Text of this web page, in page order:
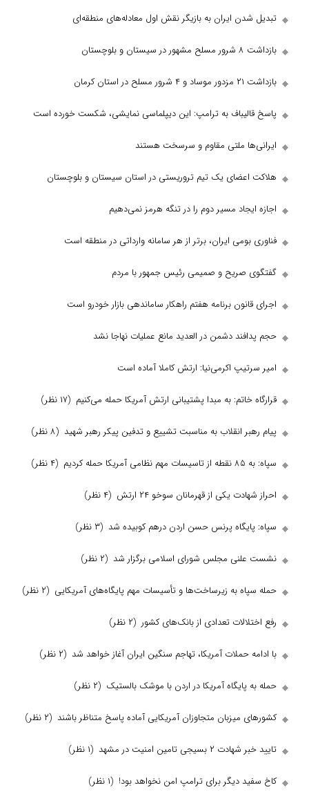
ایران به بازیگر نقش اول معادله‌های منطقه‌ای
به ترامپ: این دیپلماسی نمایشی، شکست خورده است
ملتی مقاوم و سرسخت هستند
یک تیم تروریستی در استان سیستان و بلوچستان
مسیر دوم را در تنگه هرمز نمی‌دهیم
ایران، برتر از هر سامانه وارداتی در منطقه است
صریح و صمیمی رئیس جمهور با مردم
برنامه هفتم راهکار ساماندهی بازار خودرو است
دشمن در العدید مانع عملیات نهاجا نشد
اکرمی‌نیا: ارتش کاملا آماده است
به مبدا پشتیبانی ارتش آمریکا حمله می‌کنیم(۱۷ نظر)
انقلاب به مناسبت تشییع و تدفین پیکر رهبر شهید(۸ نظر)
(۴ نظر)
یکی از قهرمانان سوخو ۲۴ ارتش (۴ نظر)
پرنس حسن اردن درهم کوبیده شد (۳ نظر)
مجلس شورای اسلامی برگزار شد(۲ نظر)
به زیرساخت‌ها و تأسیسات مهم پایگاه‌های آمریکایی(۲ نظر)
تعدادی از بانک‌های کشور (۲ نظر)
حملات آمریکا، تهاجم سنگین ایران آغاز خواهد شد(۲ نظر)
آمریکا در اردن با موشک بالستیک (۲ نظر)
میزبان متجاوزان آمریکایی آماده پاسخ متناظر باشند(۲ نظر)
تامین امنیت در مشهد (۱ نظر)
دیگر برای ترامپ امن نخواهد بود! (۱ نظر)